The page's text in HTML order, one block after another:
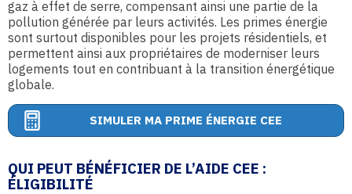
gaz à effet de serre, compensant ainsi une partie de la
pollution générée par leurs activités. Les primes énergie
sont surtout disponibles pour les projets résidentiels, et
permettent ainsi aux propriétaires de moderniser leurs
logements tout en contribuant à la transition énergétique
globale.
SIMULER MA PRIME ÉNERGIE CEE
QUI PEUT BÉNÉFICIER DE L’AIDE CEE :
ÉLIGIBILITÉ